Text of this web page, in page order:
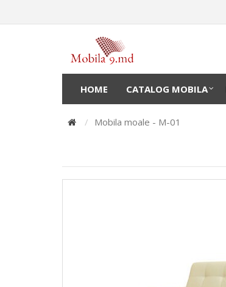
HOME CATALOG MOBILA
Mobila moale - М-01